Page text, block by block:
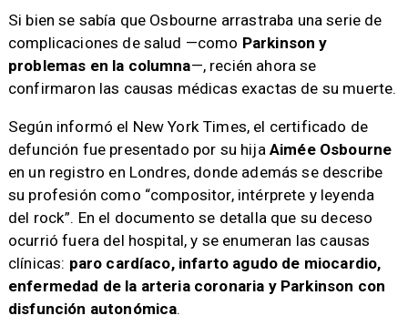
Si bien se sabía que Osbourne arrastraba una serie de
complicaciones de salud —como Parkinson y
problemas en la columna—, recién ahora se
confirmaron las causas médicas exactas de su muerte.
Según informó el New York Times, el certificado de
defunción fue presentado por su hija Aimée Osbourne
en un registro en Londres, donde además se describe
su profesión como “compositor, intérprete y leyenda
del rock”. En el documento se detalla que su deceso
ocurrió fuera del hospital, y se enumeran las causas
clínicas: paro cardíaco, infarto agudo de miocardio,
enfermedad de la arteria coronaria y Parkinson con
disfunción autonómica.